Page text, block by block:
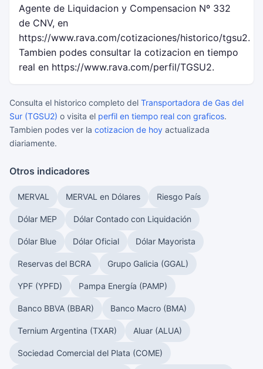
Agente de Liquidacion y Compensacion Nº 332
de CNV, en
https://www.rava.com/cotizaciones/historico/tgsu2.
Tambien podes consultar la cotizacion en tiempo
real en https://www.rava.com/perfil/TGSU2.
Consulta el historico completo del Transportadora de Gas del
Sur (TGSU2) o visita el perfil en tiempo real con graficos.
Tambien podes ver la cotizacion de hoy actualizada
diariamente.
Otros indicadores
MERVAL MERVAL en Dólares Riesgo País
Dólar MEP Dólar Contado con Liquidación
Dólar Blue Dólar Oficial Dólar Mayorista
Reservas del BCRA Grupo Galicia (GGAL)
YPF (YPFD) Pampa Energía (PAMP)
Banco BBVA (BBAR) Banco Macro (BMA)
Ternium Argentina (TXAR) Aluar (ALUA)
Sociedad Comercial del Plata (COME)